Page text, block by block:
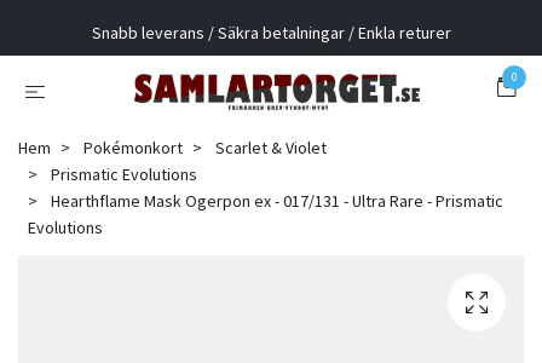
Snabb leverans / Säkra betalningar / Enkla returer
0
Hem Pokémonkort
Scarlet & Violet
Prismatic Evolutions
Hearthflame Mask Ogerpon ex - 017/131 - Ultra Rare - Prismatic
Evolutions